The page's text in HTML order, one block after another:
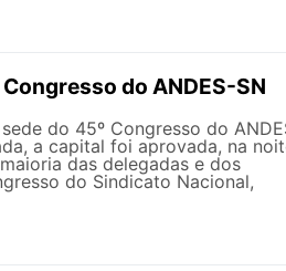
do ANDES-SN
do 45º Congresso do
a capital foi aprovada, na
das delegadas e dos
do Sindicato Nacional,